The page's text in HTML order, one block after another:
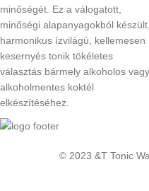
minőségét. Ez a válogatott,
minőségi alapanyagokból készült,
harmonikus ízvilágú, kellemesen
kesernyés tonik tökéletes
választás bármely alkoholos vagy
alkoholmentes koktél
elkészítéséhez.
© 2023 &T Tonic